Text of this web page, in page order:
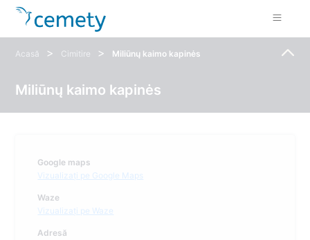
Acasă > Cimitire > Miliūnų kaimo kapinės
Miliūnų kaimo kapinės
Google maps
Vizualizați pe Google Maps
Waze
Vizualizați pe Waze
Adresă